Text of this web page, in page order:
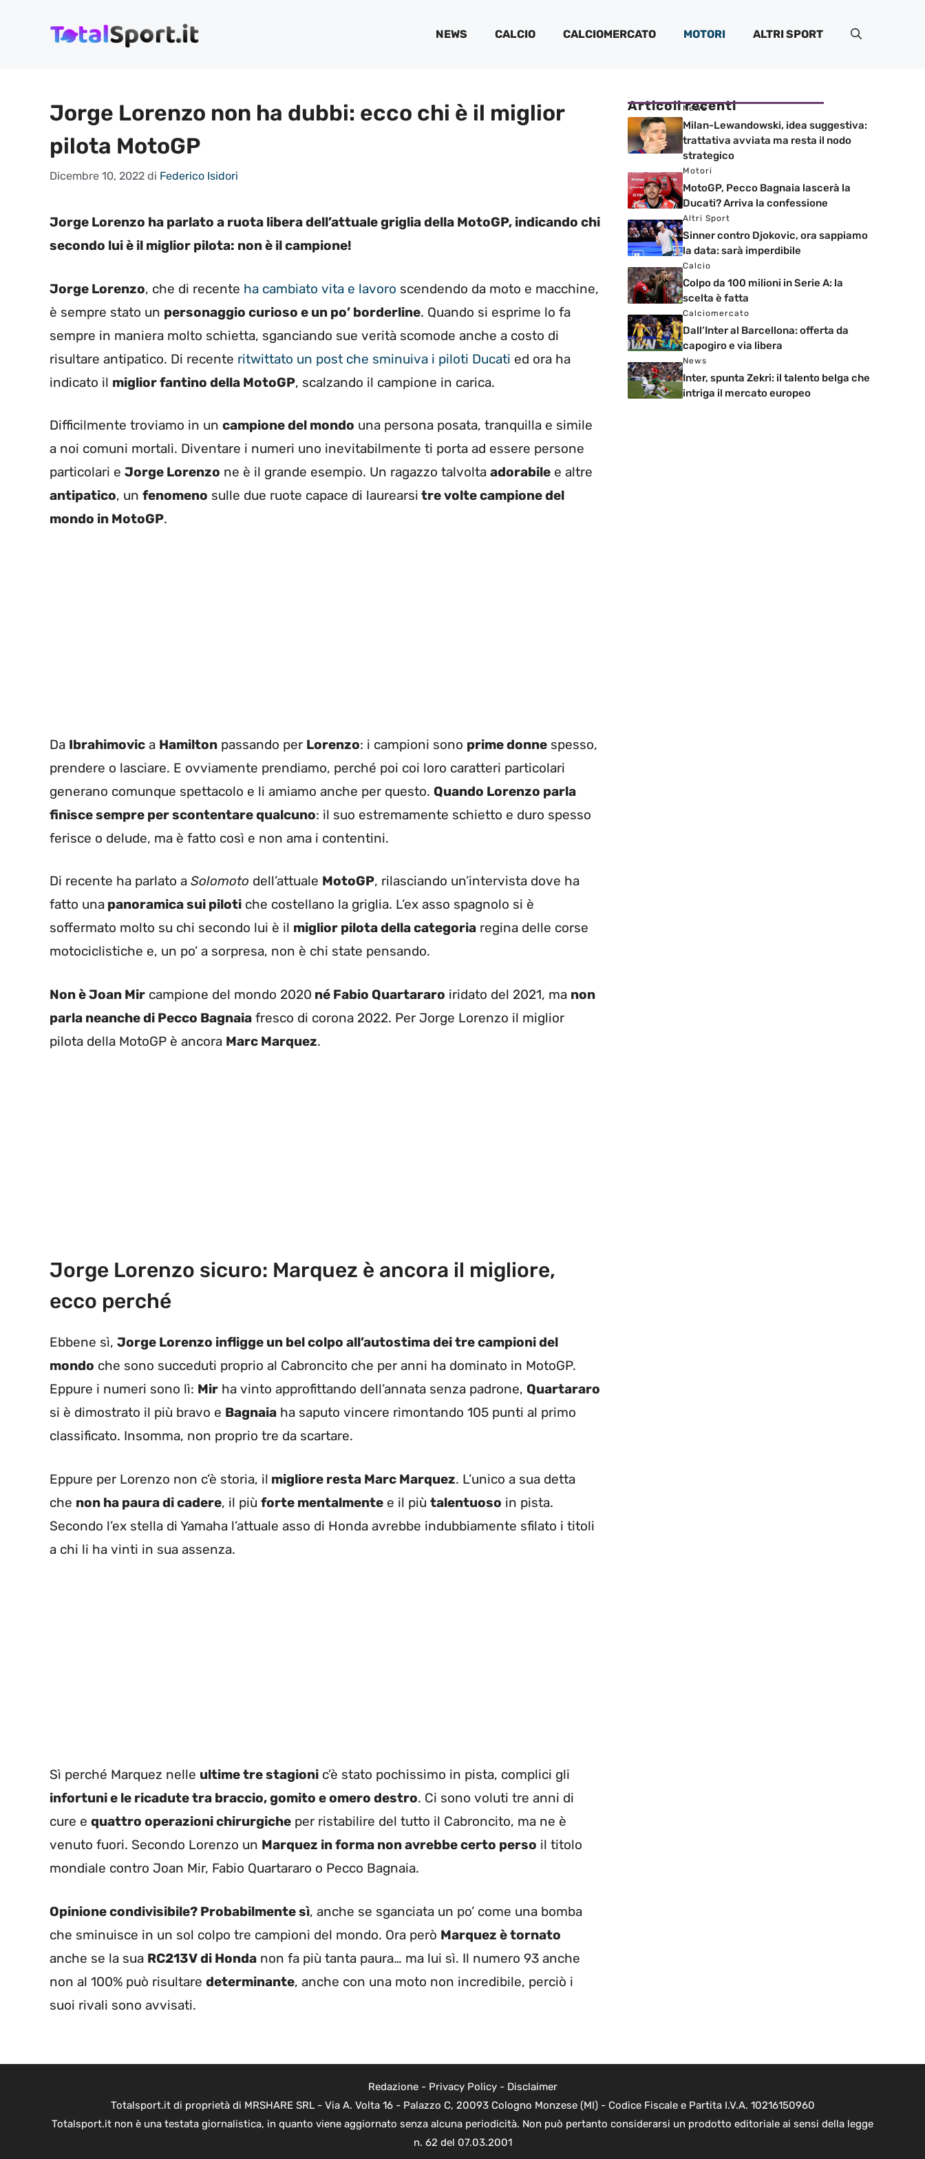
NEWS CALCIO CALCIOMERCATO MOTORI ALTRI SPORT
Jorge Lorenzo non ha dubbi: ecco chi è il miglior
pilota MotoGP
Dicembre 10, 2022 di Federico Isidori
Jorge Lorenzo ha parlato a ruota libera dell’attuale griglia della MotoGP, indicando chi
secondo lui è il miglior pilota: non è il campione!
Jorge Lorenzo, che di recente ha cambiato vita e lavoro scendendo da moto e macchine,
è sempre stato un personaggio curioso e un po’ borderline. Quando si esprime lo fa
sempre in maniera molto schietta, sganciando sue verità scomode anche a costo di
risultare antipatico. Di recente ritwittato un post che sminuiva i piloti Ducati ed ora ha
indicato il miglior fantino della MotoGP, scalzando il campione in carica.
Difficilmente troviamo in un campione del mondo una persona posata, tranquilla e simile
a noi comuni mortali. Diventare i numeri uno inevitabilmente ti porta ad essere persone
particolari e Jorge Lorenzo ne è il grande esempio. Un ragazzo talvolta adorabile e altre
antipatico, un fenomeno sulle due ruote capace di laurearsi tre volte campione del
mondo in MotoGP.
Da Ibrahimovic a Hamilton passando per Lorenzo: i campioni sono prime donne spesso,
prendere o lasciare. E ovviamente prendiamo, perché poi coi loro caratteri particolari
generano comunque spettacolo e li amiamo anche per questo. Quando Lorenzo parla
finisce sempre per scontentare qualcuno: il suo estremamente schietto e duro spesso
ferisce o delude, ma è fatto così e non ama i contentini.
Di recente ha parlato a Solomoto dell’attuale MotoGP, rilasciando un’intervista dove ha
fatto una panoramica sui piloti che costellano la griglia. L’ex asso spagnolo si è
soffermato molto su chi secondo lui è il miglior pilota della categoria regina delle corse
motociclistiche e, un po’ a sorpresa, non è chi state pensando.
Non è Joan Mir campione del mondo 2020 né Fabio Quartararo iridato del 2021, ma non
parla neanche di Pecco Bagnaia fresco di corona 2022. Per Jorge Lorenzo il miglior
pilota della MotoGP è ancora Marc Marquez.
Jorge Lorenzo sicuro: Marquez è ancora il migliore,
ecco perché
Ebbene sì, Jorge Lorenzo infligge un bel colpo all’autostima dei tre campioni del
mondo che sono succeduti proprio al Cabroncito che per anni ha dominato in MotoGP.
Eppure i numeri sono lì: Mir ha vinto approfittando dell’annata senza padrone, Quartararo
si è dimostrato il più bravo e Bagnaia ha saputo vincere rimontando 105 punti al primo
classificato. Insomma, non proprio tre da scartare.
Eppure per Lorenzo non c’è storia, il migliore resta Marc Marquez. L’unico a sua detta
che non ha paura di cadere, il più forte mentalmente e il più talentuoso in pista.
Secondo l’ex stella di Yamaha l’attuale asso di Honda avrebbe indubbiamente sfilato i titoli
a chi li ha vinti in sua assenza.
Sì perché Marquez nelle ultime tre stagioni c’è stato pochissimo in pista, complici gli
infortuni e le ricadute tra braccio, gomito e omero destro. Ci sono voluti tre anni di
cure e quattro operazioni chirurgiche per ristabilire del tutto il Cabroncito, ma ne è
venuto fuori. Secondo Lorenzo un Marquez in forma non avrebbe certo perso il titolo
mondiale contro Joan Mir, Fabio Quartararo o Pecco Bagnaia.
Opinione condivisibile? Probabilmente sì, anche se sganciata un po’ come una bomba
che sminuisce in un sol colpo tre campioni del mondo. Ora però Marquez è tornato
anche se la sua RC213V di Honda non fa più tanta paura… ma lui sì. Il numero 93 anche
non al 100% può risultare determinante, anche con una moto non incredibile, perciò i
suoi rivali sono avvisati.
Articoli recenti
News
Milan-Lewandowski, idea suggestiva:
trattativa avviata ma resta il nodo
strategico
Motori
MotoGP, Pecco Bagnaia lascerà la
Ducati? Arriva la confessione
Altri Sport
Sinner contro Djokovic, ora sappiamo
la data: sarà imperdibile
Calcio
Colpo da 100 milioni in Serie A: la
scelta è fatta
Calciomercato
Dall’Inter al Barcellona: offerta da
capogiro e via libera
News
Inter, spunta Zekri: il talento belga che
intriga il mercato europeo
Redazione- Privacy Policy- Disclaimer
Totalsport.it di proprietà di MRSHARE SRL - Via A. Volta 16 - Palazzo C, 20093 Cologno Monzese (MI) - Codice Fiscale e Partita I.V.A. 10216150960
Totalsport.it non è una testata giornalistica, in quanto viene aggiornato senza alcuna periodicità. Non può pertanto considerarsi un prodotto editoriale ai sensi della legge
n. 62 del 07.03.2001